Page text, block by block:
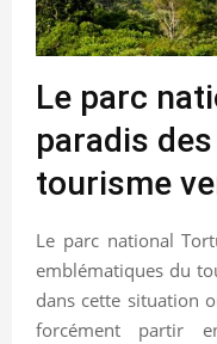
Le parc
paradis
tourisme
Le parc national
emblématiques du
dans cette situation
forcément partir